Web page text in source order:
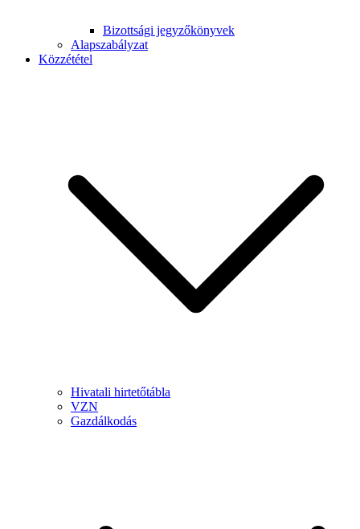
Bizottsági jegyzőkönyvek
Alapszabályzat
Közzététel
Hivatali hirtetőtábla
VZN
Gazdálkodás